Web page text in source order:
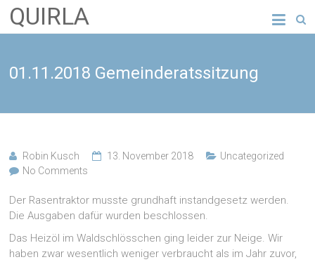
QUIRLA
01.11.2018 Gemeinderatssitzung
Robin Kusch 13. November 2018
Uncategorized
No Comments
Der Rasentraktor musste grundhaft instandgesetz werden.
Die Ausgaben dafür wurden beschlossen.
Das Heizöl im Waldschlösschen ging leider zur Neige. Wir
haben zwar wesentlich weniger verbraucht als im Jahr zuvor,